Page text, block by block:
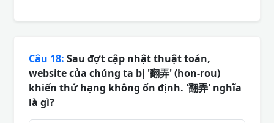
Câu 18: Sau đợt cập nhật thuật toán,
website của chúng ta bị '翻弄' (hon-rou)
khiến thứ hạng không ổn định. '翻弄' nghĩa
là gì?